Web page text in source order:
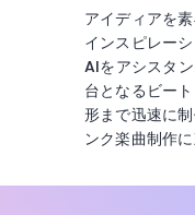
アイディアを
インスピレー
AIをアシスタ
台となるビー
形まで迅速に
ンク楽曲制作